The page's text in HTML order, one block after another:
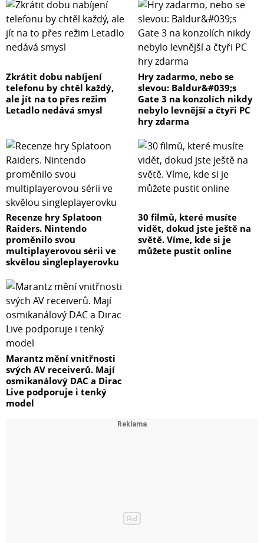
Zkrátit dobu nabíjení
telefonu by chtěl každý,
ale jít na to přes režim
Letadlo nedává smysl
Hry zadarmo, nebo se
slevou: Baldur&#039;s
Gate 3 na konzolích nikdy
nebylo levnější a čtyři PC
hry zdarma
Recenze hry Splatoon
Raiders. Nintendo
proměnilo svou
multiplayerovou sérii ve
skvělou singleplayerovku
30 filmů, které musíte
vidět, dokud jste ještě na
světě. Víme, kde si je
můžete pustit online
Marantz mění vnitřnosti
svých AV receiverů. Mají
osmikanálový DAC a Dirac
Live podporuje i tenký
model